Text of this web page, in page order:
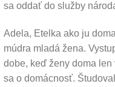
sa oddať do služby
Adela, Etelka ako ju
múdra mladá žena.
dobe, keď ženy doma
sa o domácnosť.